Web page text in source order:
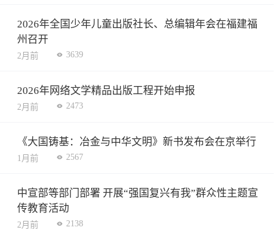
2026年全国少年儿童出版社长、总编辑年会在福建福
州召开
2月前 3639
2026年网络文学精品出版工程开始申报
2月前 2473
《大国铸基：冶金与中华文明》新书发布会在京举行
1月前 2567
中宣部等部门部署 开展“强国复兴有我”群众性主题宣
传教育活动
2月前 2138